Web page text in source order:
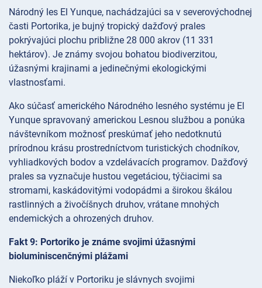
Národný les El Yunque, nachádzajúci sa v severovýchodnej
časti Portorika, je bujný tropický dažďový prales
pokrývajúci plochu približne 28 000 akrov (11 331
hektárov). Je známy svojou bohatou biodiverzitou,
úžasnými krajinami a jedinečnými ekologickými
vlastnosťami.
Ako súčasť amerického Národného lesného systému je El
Yunque spravovaný americkou Lesnou službou a ponúka
návštevníkom možnosť preskúmať jeho nedotknutú
prírodnou krásu prostredníctvom turistických chodníkov,
vyhliadkových bodov a vzdelávacích programov. Dažďový
prales sa vyznačuje hustou vegetáciou, týčiacimi sa
stromami, kaskádovitými vodopádmi a širokou škálou
rastlinných a živočíšnych druhov, vrátane mnohých
endemických a ohrozených druhov.
Fakt 9: Portoriko je známe svojimi úžasnými
bioluminiscenčnými plážami
Niekoľko pláží v Portoriku je slávnych svojimi